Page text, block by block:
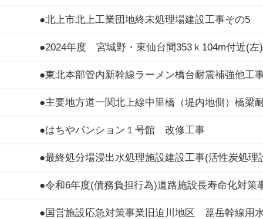
●北上市北上工業団地終末処理場建設工事その5
●2024年度 宮城野・東仙台間353ｋ104m付近(
●東北本部管内新幹線ラーメン橋台耐震補強他工
●主要地方道一関北上線中里橋（堤内地側）橋梁
●はちやパンション１号館 改修工事
●最終処分場浸出水処理施設建設工事(活性炭処理
●令和6年度(債務負担行為)道路施設長寿命化対
●国営施設応急対策事業旧迫川地区 箟岳幹線用